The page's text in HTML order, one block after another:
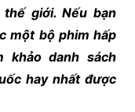
giới. Nếu bạn
một bộ phim hấp
khảo danh sách
hay nhất được